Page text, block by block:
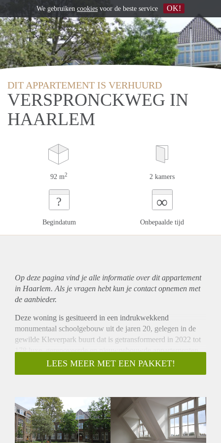
DIT APPARTEMENT IS VERHUURD
VERSPRONCKWEG IN
HAARLEM
92 m2 2 kamers
?
Begindatum
∞
Onbepaalde tijd
Op deze pagina vind je alle informatie over ditappartement
in Haarlem. Als je vragen hebt kun je contact opnemen met
de aanbieder.
Deze woning is gesitueerd in een indrukwekkend
monumentaal schoolgebouw uit de jaren 20, gelegen in de
gewilde Kleverpark buurt dat is getransformeerd in 2022 tot
178 luxe, gerenoveerde en nieuwgebouwde appartementen.
Ook zijn er bij het complex twee gemeenschappelijke tuinen,
gemeenschappelijke fiets bergingen en gemeenschappelijke
Alle appartementen zijn voorzien van een
vloerverwarming/koelsysteem in gecombineerd met een
waterpomp (geen gas in het gebouw). De woningen worden
opgeleverd ZONDER vloerbedekking, gordijnen of lampen
LEES MEER MET EEN PAKKET!
We gebruiken cookies voor de beste service OK!